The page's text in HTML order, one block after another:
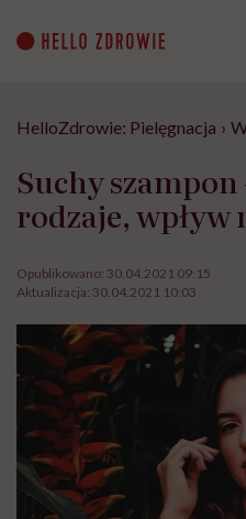
content
HelloZdrowie: Pielęgnacja ›
Suchy szampon
rodzaje, wpływ
Opublikowano: 30.04.2021 09:15
Aktualizacja: 30.04.2021 10:03